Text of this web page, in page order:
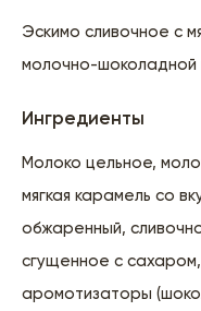
Эскимо сливочное с
молочно-шоколадной
Ингредиенты
Молоко цельное,
мягкая карамель со
обжаренный,
сгущенное с
аромотизаторы